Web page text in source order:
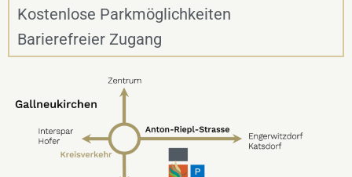
Kostenlose Parkmöglichkeiten
Barierefreier Zugang